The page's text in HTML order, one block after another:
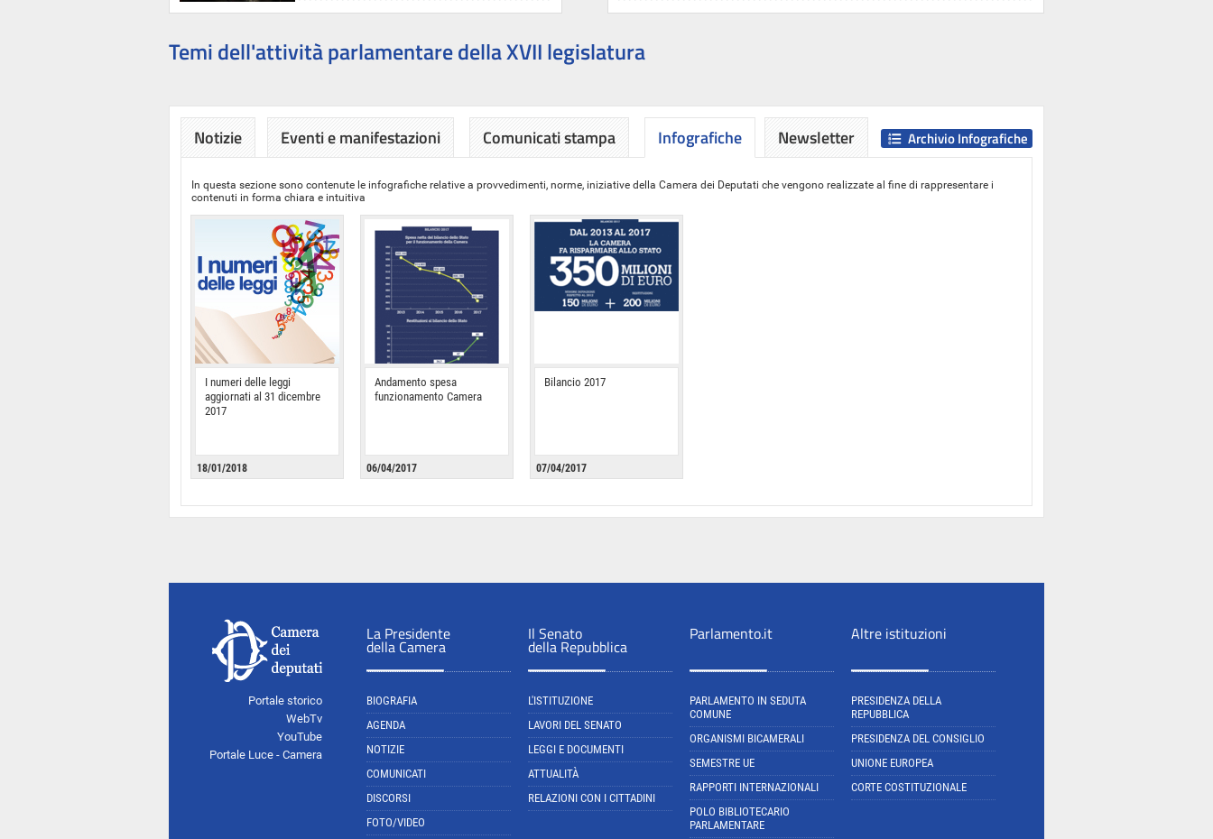
Temi dell'attività parlamentare della XVII legislatura
Notizie Eventi e manifestazioni Comunicati stampa Infografiche
In questa sezione sono contenute le infografiche relative a provvedimenti, norme, iniziative della Camera dei Deputati che vengono realizzate al fine di rappresentare i
contenuti in forma chiara e intuitiva
I numeri delle leggi
aggiornati al 31 dicembre
2017
18/01/2018
Andamento spesa
funzionamento Camera
06/04/2017
Bilancio 2017
07/04/2017
Archivio Infografiche
Newsletter
Portale storico
WebTv
YouTube
Portale Luce - Camera
La Presidente
della Camera
BIOGRAFIA
AGENDA
NOTIZIE
COMUNICATI
DISCORSI
FOTO/VIDEO
Il Senato
della Repubblica
L'ISTITUZIONE
LAVORI DEL SENATO
LEGGI E DOCUMENTI
ATTUALITÀ
RELAZIONI CON I CITTADINI
Parlamento.it
PARLAMENTO IN SEDUTA
COMUNE
ORGANISMI BICAMERALI
SEMESTRE UE
RAPPORTI INTERNAZIONALI
POLO BIBLIOTECARIO
PARLAMENTARE
Altre istituzioni
PRESIDENZA DELLA
REPUBBLICA
PRESIDENZA DEL CONSIGLIO
UNIONE EUROPEA
CORTE COSTITUZIONALE